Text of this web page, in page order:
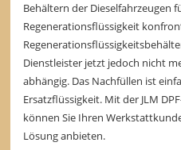
Behältern der Dieselfahrzeugen
Regenerationsflüssigkeit
Dienstleister jetzt jedoch nicht
abhängig. Das Nachfüllen ist
Ersatzflüssigkeit. Mit der JLM
können Sie Ihren
Lösung anbieten.